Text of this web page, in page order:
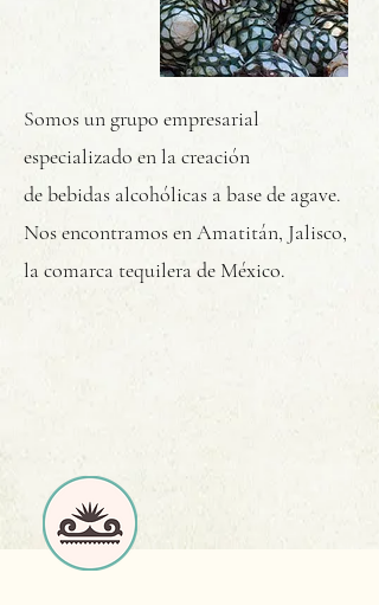
Somos un grupo empresarial
especializado en la creación
de bebidas alcohólicas a base de agave.
Nos encontramos en Amatitán, Jalisco,
la comarca tequilera de México.